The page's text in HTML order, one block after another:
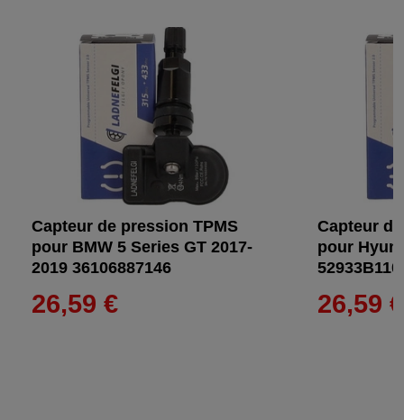
Capteur de pression TPMS
pour BMW 5 Series GT 2017-
2019 36106887146
26,59 €
Capteur
pour
26,59 €